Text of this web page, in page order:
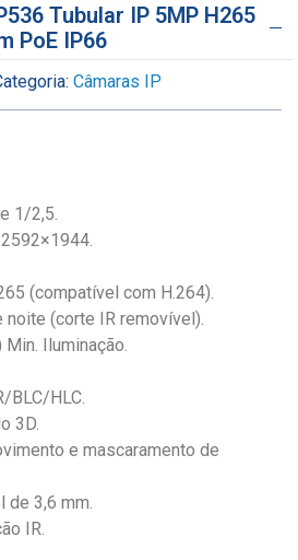
Tubular IP 5MP H265
PoE IP66
Câmaras IP
1/2,5.
(compatível com H.264).
noite (corte IR removível).
Iluminação.
BLC/HLC.
3D.
e mascaramento de
de 3,6 mm.
IR.